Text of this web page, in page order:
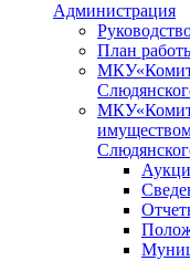
Администрация
План